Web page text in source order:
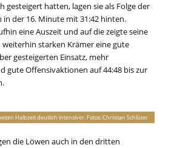
gesteigert hatten, lagen sie als Folge der
der 16. Minute mit 31:42 hinten.
eine Auszeit und auf die zeigte seine
starken Krämer eine gute
gesteigerten Einsatz, mehr
gute Offensivaktionen auf 44:48 bis zur
Halbzeit deutlich intensiver. Fotos: Christian Schlüter
die Löwen auch in den dritten